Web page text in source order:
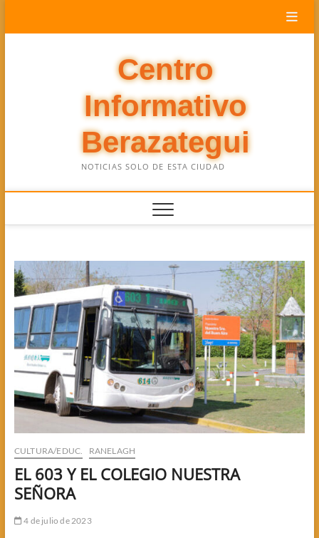
Centro
Informativo
Berazategui
NOTICIAS SOLO DE ESTA CIUDAD
CULTURA/EDUC. RANELAGH
EL 603 Y EL COLEGIO NUESTRA
SEÑORA
4 de julio de 2023